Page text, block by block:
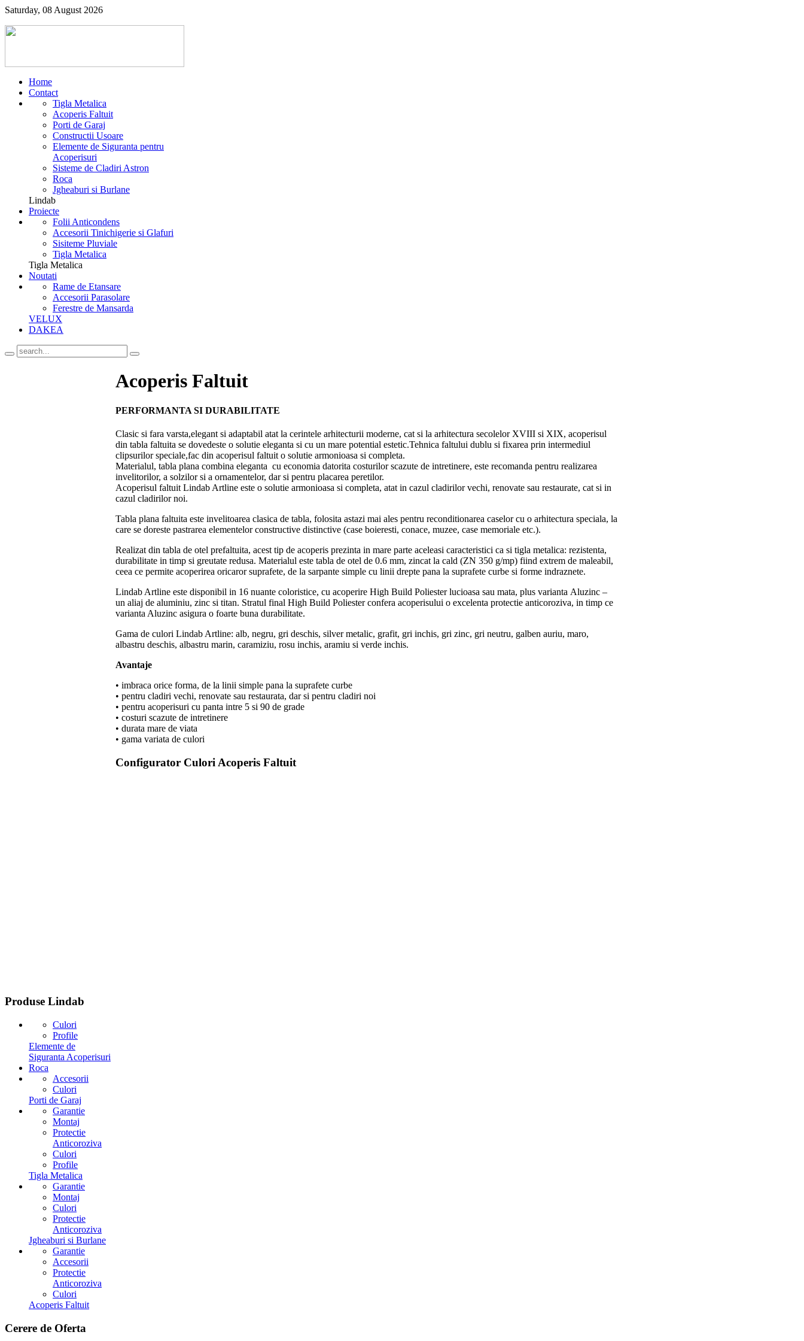
Saturday, 08 August 2026
Home
Contact
Tigla Metalica
Acoperis Faltuit
Porti de Garaj
Constructii Usoare
Elemente de Siguranta pentru
Acoperisuri
Sisteme de Cladiri Astron
Roca
Jgheaburi si Burlane
Lindab
Proiecte
Folii Anticondens
Accesorii Tinichigerie si Glafuri
Sisiteme Pluviale
Tigla Metalica
Tigla Metalica
Noutati
Rame de Etansare
Accesorii Parasolare
Ferestre de Mansarda
VELUX
DAKEA
Acoperis Faltuit
PERFORMANTA SI DURABILITATE
Clasic si fara varsta,elegant si adaptabil atat la cerintele arhitecturii moderne, cat si la arhitectura secolelor XVIII si XIX, acoperisul
din tabla faltuita se dovedeste o solutie eleganta si cu un mare potential estetic.Tehnica faltului dublu si fixarea prin intermediul
clipsurilor speciale,fac din acoperisul faltuit o solutie armonioasa si completa.
Materialul, tabla plana combina eleganta cu economia datorita costurilor scazute de intretinere, este recomanda pentru realizarea
invelitorilor, a solzilor si a ornamentelor, dar si pentru placarea peretilor.
Acoperisul faltuit Lindab Artline este o solutie armonioasa si completa, atat in cazul cladirilor vechi, renovate sau restaurate, cat si in
cazul cladirilor noi.
Tabla plana faltuita este invelitoarea clasica de tabla, folosita astazi mai ales pentru reconditionarea caselor cu o arhitectura speciala, la
care se doreste pastrarea elementelor constructive distinctive (case boieresti, conace, muzee, case memoriale etc.).
Realizat din tabla de otel prefaltuita, acest tip de acoperis prezinta in mare parte aceleasi caracteristici ca si tigla metalica: rezistenta,
durabilitate in timp si greutate redusa. Materialul este tabla de otel de 0.6 mm, zincat la cald (ZN 350 g/mp) fiind extrem de maleabil,
ceea ce permite acoperirea oricaror suprafete, de la sarpante simple cu linii drepte pana la suprafete curbe si forme indraznete.
Lindab Artline este disponibil in 16 nuante coloristice, cu acoperire High Build Poliester lucioasa sau mata, plus varianta Aluzinc –
un aliaj de aluminiu, zinc si titan. Stratul final High Build Poliester confera acoperisului o excelenta protectie anticoroziva, in timp ce
varianta Aluzinc asigura o foarte buna durabilitate.
Gama de culori Lindab Artline: alb, negru, gri deschis, silver metalic, grafit, gri inchis, gri zinc, gri neutru, galben auriu, maro,
albastru deschis, albastru marin, caramiziu, rosu inchis, aramiu si verde inchis.
Avantaje
• imbraca orice forma, de la linii simple pana la suprafete curbe
• pentru cladiri vechi, renovate sau restaurata, dar si pentru cladiri noi
• pentru acoperisuri cu panta intre 5 si 90 de grade
• costuri scazute de intretinere
• durata mare de viata
• gama variata de culori
Configurator Culori Acoperis Faltuit
Produse Lindab
Culori
Profile
Elemente de
Siguranta Acoperisuri
Roca
Accesorii
Culori
Porti de Garaj
Garantie
Montaj
Protectie
Anticoroziva
Culori
Profile
Tigla Metalica
Garantie
Montaj
Culori
Protectie
Anticoroziva
Jgheaburi si Burlane
Garantie
Accesorii
Protectie
Anticoroziva
Culori
Acoperis Faltuit
Cerere de Oferta